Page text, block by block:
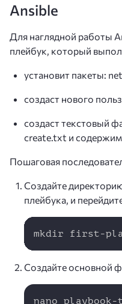
Ansible
Для наглядной работы
плейбук, который
установит пакеты:
создаст нового
создаст текстовый
create.txt и
Пошаговая
Создайте
плейбука, и
mkdir first-
Создайте основной
nano playbook-